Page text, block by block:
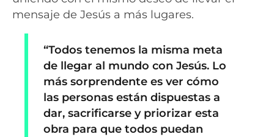
mensaje de Jesús a más lugares.
“Todos tenemos la misma meta
de llegar al mundo con Jesús. Lo
más sorprendente es ver cómo
las personas están dispuestas a
dar, sacrificarse y priorizar esta
obra para que todos puedan